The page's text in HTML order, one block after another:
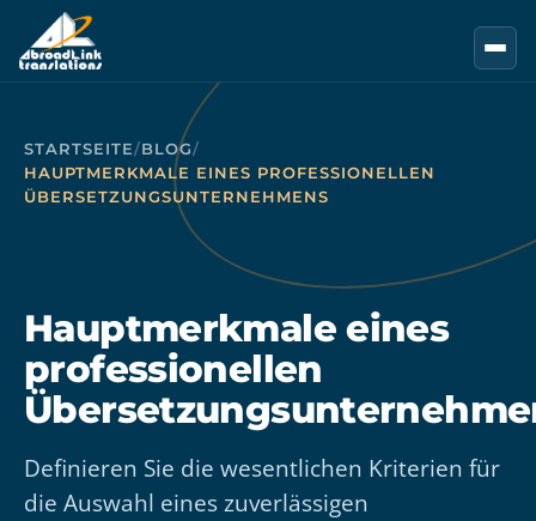
Zum Hauptinhalt springen
STARTSEITE/BLOG/
HAUPTMERKMALE EINES PROFESSIONELLEN
ÜBERSETZUNGSUNTERNEHMENS
Hauptmerkmale eines
professionellen
Definieren Sie die wesentlichen Kriterien für
die Auswahl eines zuverlässigen